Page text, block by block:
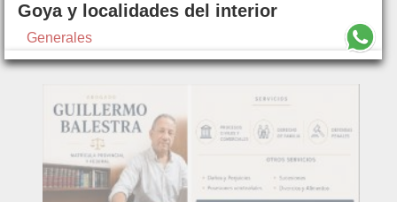
Goya y localidades del interior
Generales